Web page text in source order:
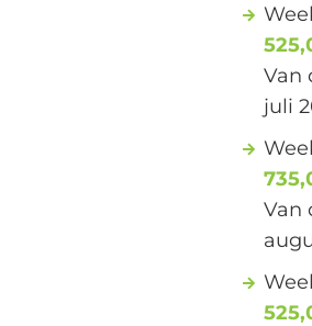
Van
juli
Van